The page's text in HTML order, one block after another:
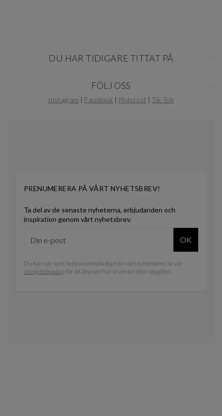
DU HAR TIDIGARE TITTAT PÅ
FÖLJ OSS
Instagram | Facebook | Pinterest | Tik-Tok
PRENUMERERA PÅ VÅRT NYHETSBREV!
Ta del av de senaste nyheterna, erbjudanden och
inspiration genom vårt nyhetsbrev.
OK
Du kan när som helst avanmäla dig från vårt nyhetsbrev. Se vår
integritetspolicyför att läsa om hur vi vårdar dina uppgifter.